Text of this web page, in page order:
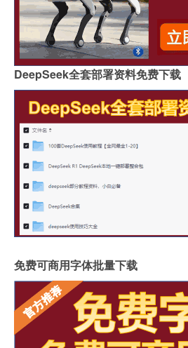
DeepSeek全套部署资料免费下载
免费可商用字体批量下载